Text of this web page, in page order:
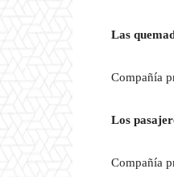
Las
Compañía
Los
Compañía